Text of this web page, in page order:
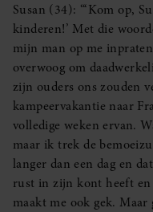
Susan (34): “‘Kom op,
kinderen!’ Met die
mijn man op me
overwoog om
zijn ouders ons zouden
kampeervakantie naar
volledige weken ervan.
maar ik trek de
langer dan een dag en
rust in zijn kont heeft en
maakt me ook gek.